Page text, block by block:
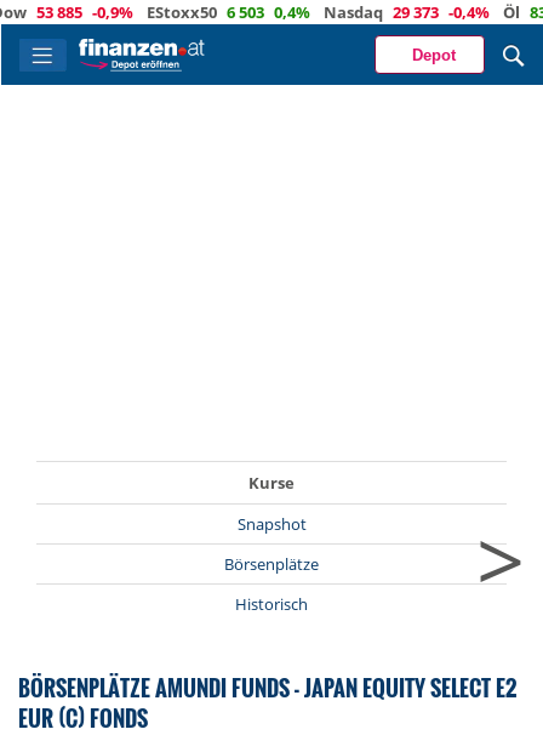
53 885 -0,9% EStoxx50 6 503 0,4% Nasdaq 29 373 -0,4% Öl
Depot
Kurse
Snapshot
Börsenplätze
Historisch
>
BÖRSENPLÄTZE AMUNDI FUNDS - JAPAN EQUITY SELECT E2
EUR (C) FONDS